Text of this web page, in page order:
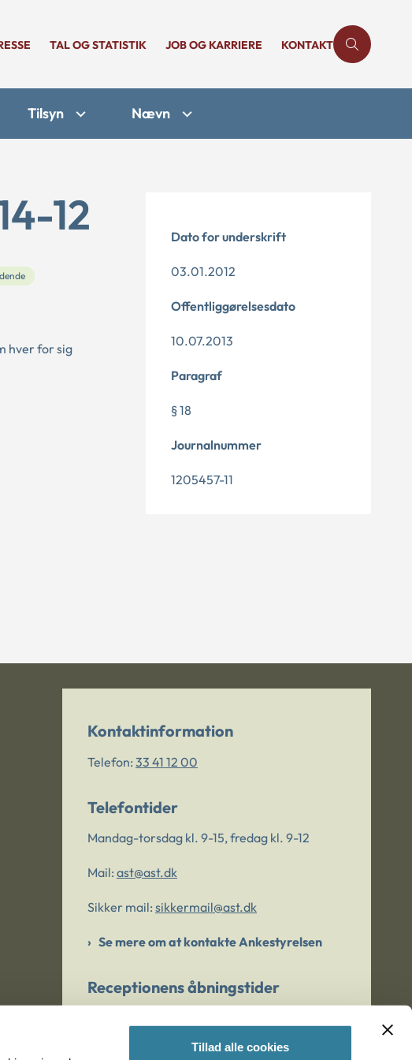
Tillad alle cookies
TAL OG STATISTIK JOB OG KARRIERE KONTAKT
Tilsyn Nævn
12
hver for sig
Dato for underskrift
03.01.2012
Offentliggørelsesdato
10.07.2013
Paragraf
§ 18
Journalnummer
1205457-11
Kontaktinformation
Telefon: 33 41 12 00
Telefontider
Mandag-torsdag kl. 9-15, fredag kl. 9-12
Mail: ast@ast.dk
Sikker mail: sikkermail@ast.dk
Se mere om at kontakte Ankestyrelsen
Receptionens åbningstider